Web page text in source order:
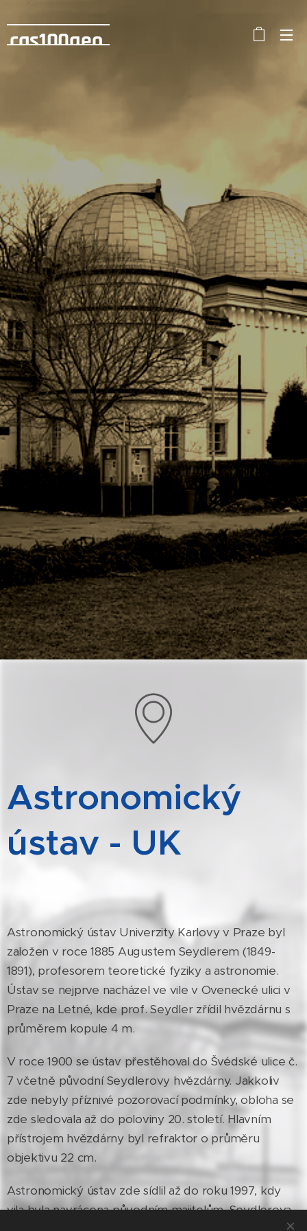
cas100geo
Astronomický
ústav - UK
Astronomický ústav Univerzity Karlovy v Praze byl
založen v roce 1885 Augustem Seydlerem (1849-
1891), profesorem teoretické fyziky a astronomie.
Ústav se nejprve nacházel ve vile v Ovenecké ulici v
Praze na Letné, kde prof. Seydler zřídil hvězdárnu s
průměrem kopule 4 m.
V roce 1900 se ústav přestěhoval do Švédské ulice č.
7 včetně původní Seydlerovy hvězdárny. Jakkoliv
zde nebyly příznivé pozorovací podmínky, obloha se
zde sledovala až do poloviny 20. století. Hlavním
přístrojem hvězdárny byl refraktor o průměru
objektivu 22 cm.
Astronomický ústav zde sídlil až do roku 1997, kdy
vila byla navrácena původním majitelům. Seydlerova